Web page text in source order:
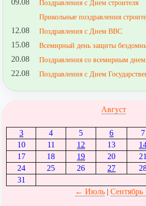
09.08
Поздравления с Днем строителя
Прикольные поздравления
12.08 Поздравления с Днем ВВС
15.08 Всемирный день защиты
20.08 Поздравления со всемирным
22.08 Поздравления с Днем
Август
3
4 5 6 7
10
11 12 13
17
18 19 20 21
24
25 26 27
31
← Июль|